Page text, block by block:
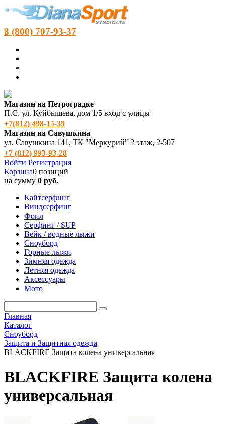
8 (800) 707-93-37
Магазин на Петроградке
П.С. ул. Куйбышева, дом 1/5 вход с улицы
+7(812) 498‑15-39
Магазин на Савушкина
ул. Савушкина 141, ТК "Меркурий" 2 этаж, 2-507
+7 (812) 993-93-28
Войти Регистрация
Корзина0 позиций
на сумму 0 руб.
Кайтсерфинг
Виндсерфинг
Фоил
Серфинг / SUP
Вейк / водные лыжи
Сноуборд
Горные лыжи
Зимняя одежда
Летняя одежда
Аксессуары
Мото
Главная
Каталог
Сноуборд
Защита и Защитная одежда
BLACKFIRE Защита колена универсальная
BLACKFIRE Защита колена
универсальная